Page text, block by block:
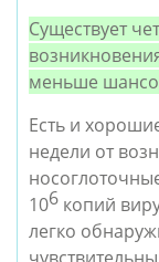
Существует
меньше
Есть и
недели от
106 копий
легко